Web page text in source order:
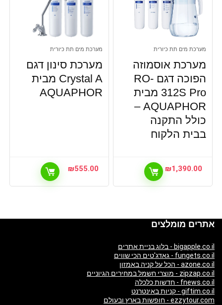
מערכת מים תת כיורית
מערכת אוסמוזה
הפוכה דגם RO-
312S Pro מבית
AQUAPHOR –
כולל התקנה
בבית הלקוח
₪1,390.00
מערכת מים תת כיורית
מערכת סינון דגם
Crystal A מבית
AQUAPHOR
₪555.00
אתרים מומלצים
bigapple.co.il - בלוג בניית אתרים
fungets.co.il - גאדג'טים הכי שווים
azone.co.il - הכל על קניה באמזון
zipzap.co.il - מוצרי חשמל במחירים הגיוניים
fnews.co.il - חדשות כלכלה
giftim.co.il - קניות באינטרנט
ezzytour.com - חופשות בארץ ובעולם